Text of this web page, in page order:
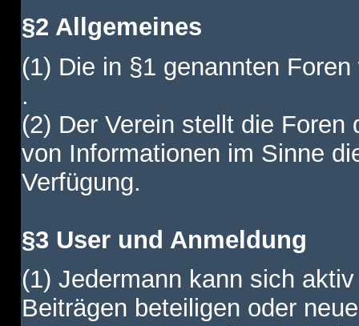
§2 Allgemeines
(1) Die in §1 genannten
.
(2) Der Verein stellt die
von Informationen im Sinne
Verfügung.
§3 User und Anmeldung
(1) Jedermann kann sich
Beiträgen beteiligen oder